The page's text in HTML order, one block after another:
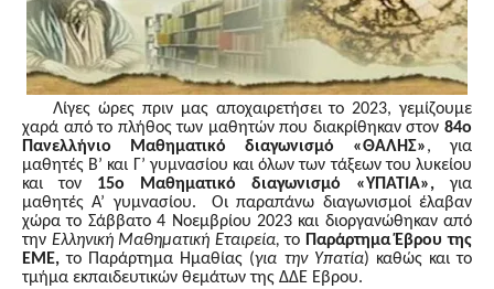
Λίγες ώρες πριν μας αποχαιρετήσει το 2023, γεμίζουμε
χαρά από το πλήθος των μαθητών που διακρίθηκαν στον 84ο
Πανελλήνιο
Μαθηματικό διαγωνισμό «ΘΑΛΗΣ», για
μαθητές Β’ και Γ’ γυμνασίου και όλων των τάξεων του λυκείου
και τον 15ο Μαθηματικό διαγωνισμό «ΥΠΑΤΙΑ», για
μαθητές Α’ γυμνασίου. Οι παραπάνω διαγωνισμοί έλαβαν
χώρατο Σάββατο 4 Νοεμβρίου 2023 και διοργανώθηκαν από
την Ελληνική Μαθηματική Εταιρεία, το Παράρτημα Έβρου της
ΕΜΕ,το Παράρτημα Ημαθίας (για την Υπατία) καθώς και το
τμήμα εκπαιδευτικών θεμάτων της ΔΔΕ Έβρου.